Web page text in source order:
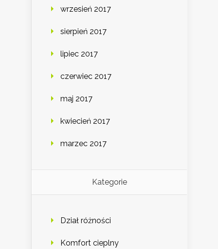
wrzesień 2017
sierpień 2017
lipiec 2017
czerwiec 2017
maj 2017
kwiecień 2017
marzec 2017
Kategorie
Dział różności
Komfort cieplny